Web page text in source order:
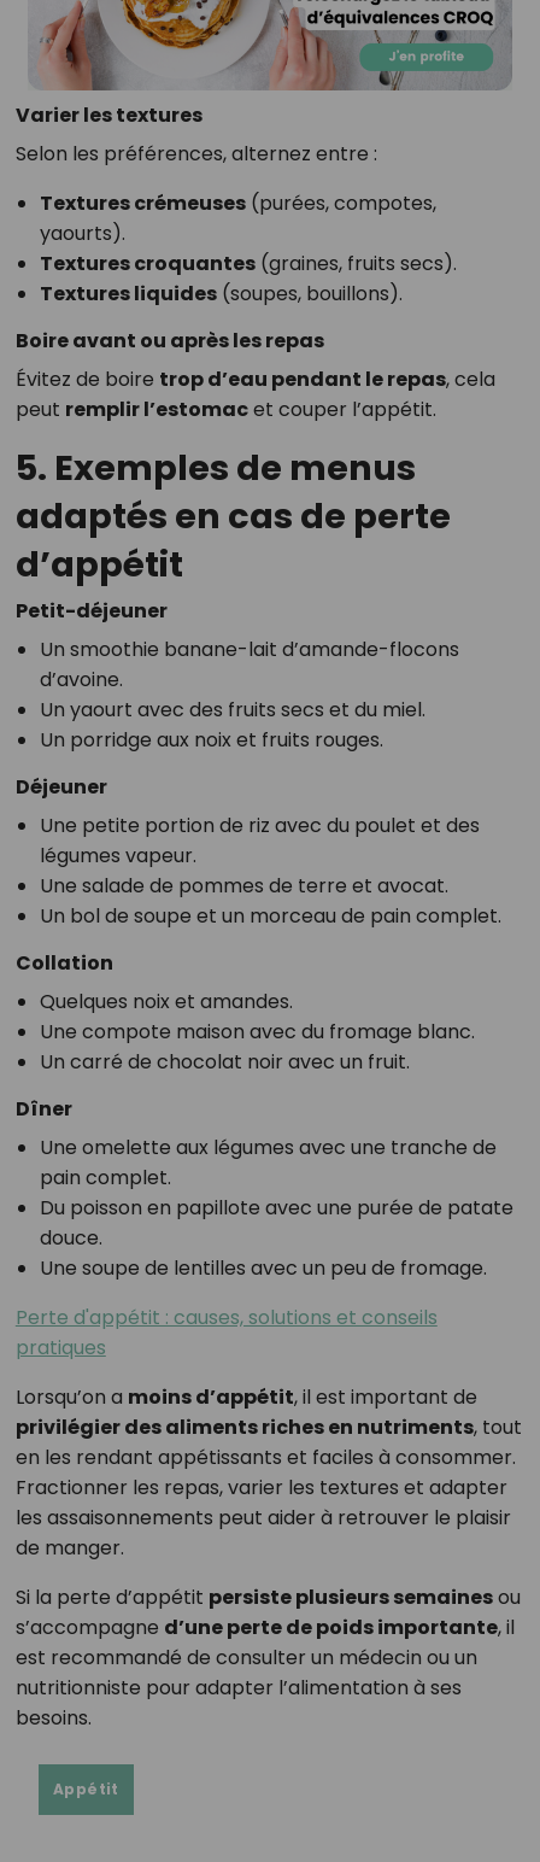
Varier les textures
Selon les préférences, alternez entre :
Textures crémeuses(purées, compotes,
yaourts).
Textures croquantes(graines, fruits secs).
Textures liquides(soupes, bouillons).
Boire avant ou après les repas
Évitez de boire trop d’eau pendant le repas, cela
peut remplir l’estomacet couper l’appétit.
5. Exemples de menus
adaptés en cas de perte
d’appétit
Petit-déjeuner
Un smoothie banane-lait d’amande-flocons
d’avoine.
Un yaourt avec des fruits secs et du miel.
Un porridge aux noix et fruits rouges.
Déjeuner
Une petite portion de riz avec du poulet et des
légumes vapeur.
Une salade de pommes de terre et avocat.
Un bol de soupe et un morceau de pain complet.
Collation
Quelques noix et amandes.
Une compote maison avec du fromage blanc.
Un carré de chocolat noir avec un fruit.
Dîner
Une omelette aux légumes avec une tranche de
pain complet.
Du poisson en papillote avec une purée de patate
douce.
Une soupe de lentilles avec un peu de fromage.
Perte d'appétit : causes, solutions et conseils
pratiques
Lorsqu’on a moins d’appétit, il est important de
privilégier des aliments riches en nutriments, tout
en les rendant appétissants et faciles à consommer.
Fractionner les repas, varier les textures et adapter
les assaisonnements peut aider à retrouver le plaisir
de manger.
Si la perte d’appétit persiste plusieurs semainesou
s’accompagne d’une perte de poids importante, il
est recommandé de consulter un médecin ou un
nutritionniste pour adapter l’alimentation à ses
besoins.
Appétit